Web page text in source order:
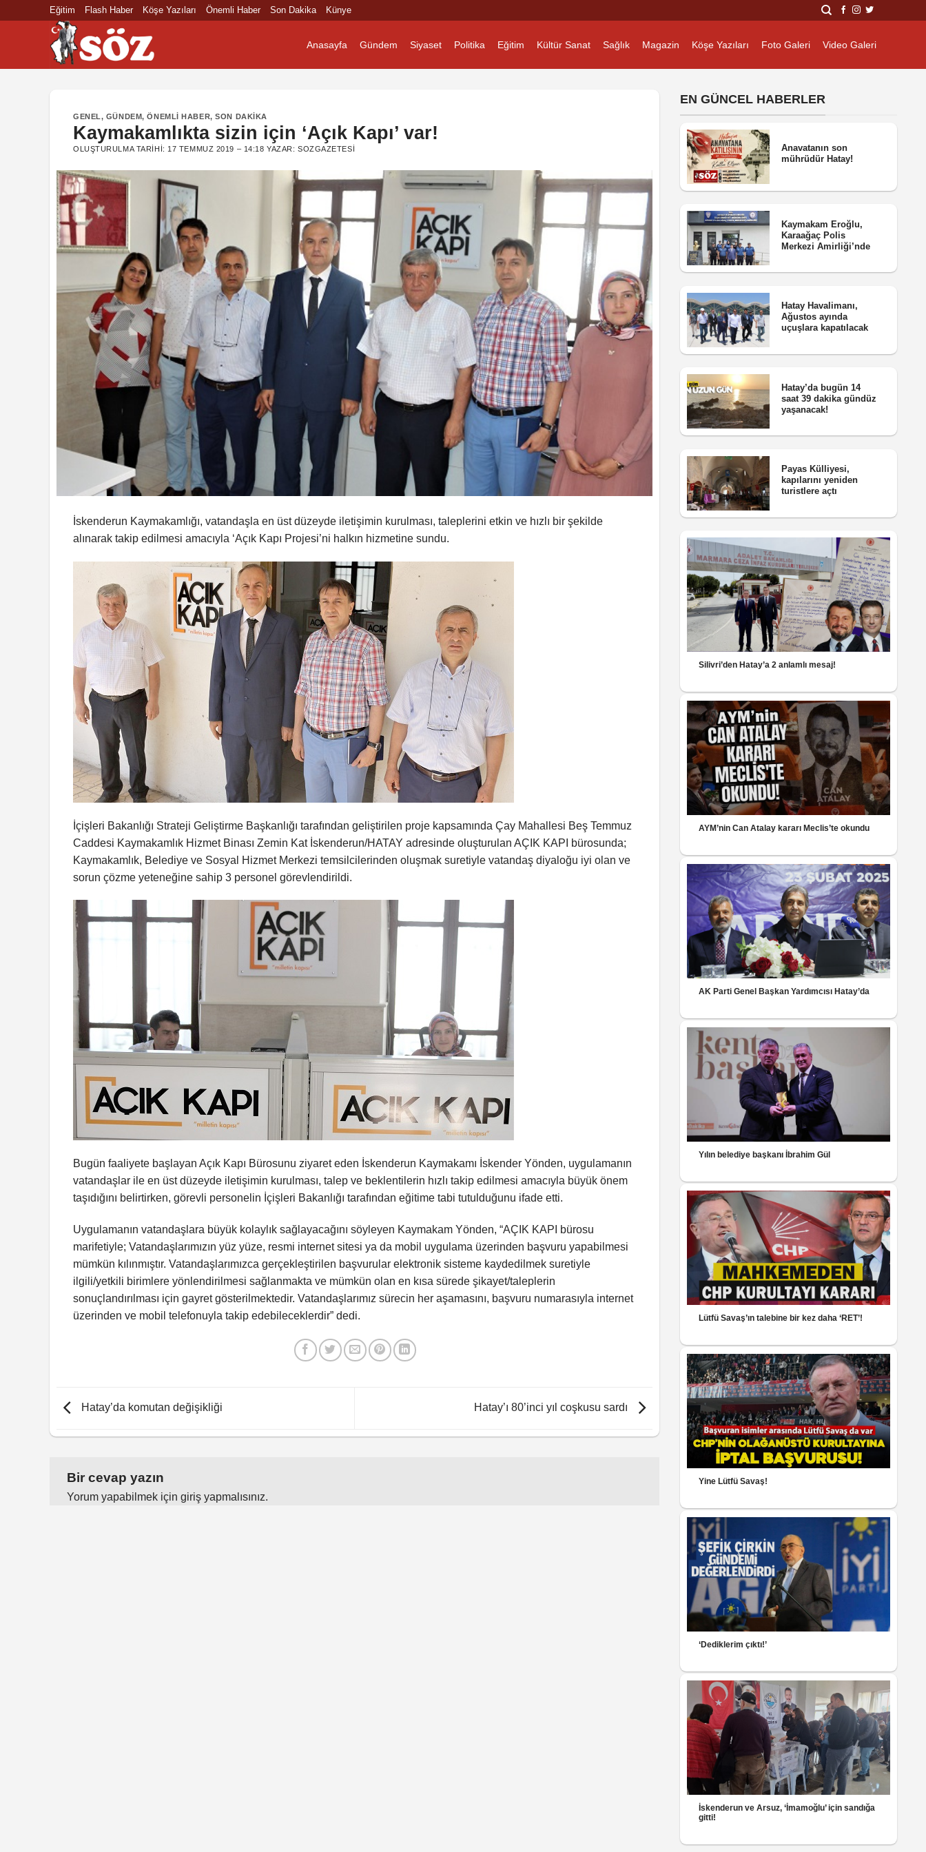
Eğitim Flash Haber Köşe Yazıları Önemli Haber Son Dakika Künye
Anasayfa Gündem Siyaset Politika Eğitim Kültür Sanat Sağlık Magazin Köşe Yazıları Foto Galeri Video Galeri
GENEL, GÜNDEM,ÖNEMLI HABER,SON DAKIKA
Kaymakamlıkta sizin için ‘Açık Kapı’ var!
OLUŞTURULMA TARIHI: 17 TEMMUZ 2019 – 14:18 YAZAR:SOZGAZETESI
İskenderun Kaymakamlığı, vatandaşla en üst düzeyde iletişimin kurulması, taleplerini etkin ve hızlı bir şekilde
alınarak takip edilmesi amacıyla ‘Açık Kapı Projesi’ni halkın hizmetine sundu.
İçişleri Bakanlığı Strateji Geliştirme Başkanlığı tarafından geliştirilen proje kapsamında Çay Mahallesi Beş Temmuz
Caddesi Kaymakamlık Hizmet Binası Zemin Kat İskenderun/HATAY adresinde oluşturulan AÇIK KAPI bürosunda;
Kaymakamlık, Belediye ve Sosyal Hizmet Merkezi temsilcilerinden oluşmak suretiyle vatandaş diyaloğu iyi olan ve
sorun çözme yeteneğine sahip 3 personel görevlendirildi.
Bugün faaliyete başlayan Açık Kapı Bürosunu ziyaret eden İskenderun Kaymakamı İskender Yönden, uygulamanın
vatandaşlar ile en üst düzeyde iletişimin kurulması, talep ve beklentilerin hızlı takip edilmesi amacıyla büyük önem
taşıdığını belirtirken, görevli personelin İçişleri Bakanlığı tarafından eğitime tabi tutulduğunu ifade etti.
Uygulamanın vatandaşlara büyük kolaylık sağlayacağını söyleyen Kaymakam Yönden, “AÇIK KAPI bürosu
marifetiyle; Vatandaşlarımızın yüz yüze, resmi internet sitesi ya da mobil uygulama üzerinden başvuru yapabilmesi
mümkün kılınmıştır. Vatandaşlarımızca gerçekleştirilen başvurular elektronik sisteme kaydedilmek suretiyle
ilgili/yetkili birimlere yönlendirilmesi sağlanmakta ve mümkün olan en kısa sürede şikayet/taleplerin
sonuçlandırılması için gayret gösterilmektedir. Vatandaşlarımız sürecin her aşamasını, başvuru numarasıyla internet
üzerinden ve mobil telefonuyla takip edebileceklerdir” dedi.
Hatay’da komutan değişikliği Hatay’ı 80’inci yıl coşkusu sardı
Bir cevap yazın
Yorum yapabilmek için giriş yapmalısınız.
EN GÜNCEL HABERLER
Anavatanın son
mührüdür Hatay!
Kaymakam Eroğlu,
Karaağaç Polis
Merkezi Amirliği’nde
Hatay Havalimanı,
Ağustos ayında
uçuşlara kapatılacak
Hatay’da bugün 14
saat 39 dakika gündüz
yaşanacak!
Payas Külliyesi,
kapılarını yeniden
turistlere açtı
Silivri’den Hatay’a 2 anlamlı mesaj!
AYM’nin Can Atalay kararı Meclis’te okundu
AK Parti Genel Başkan Yardımcısı Hatay’da
Yılın belediye başkanı İbrahim Gül
Lütfü Savaş’ın talebine bir kez daha ‘RET’!
Yine Lütfü Savaş!
‘Dediklerim çıktı!’
İskenderun ve Arsuz, ‘İmamoğlu’ için sandığa
gitti!